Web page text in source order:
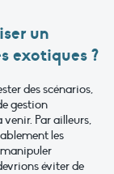
un
exotiques ?
des scénarios,
gestion
Par ailleurs,
les
manipuler
éviter de